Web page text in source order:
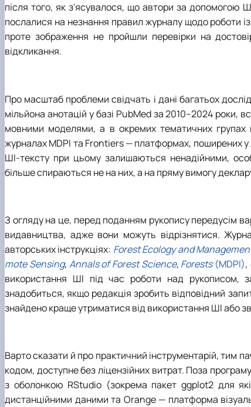
після того, як з'ясувалося, що автори за допомогою
послалися на незнання правил журналу щодо роботи
проте зображення не пройшли перевірки на
відкликання.
Про масштаб проблеми свідчать і дані багатьох
мільйона анотацій у базі PubMed за 2010–2024
мовними моделями, а в окремих тематичних групах
журналах MDPI та Frontiers—платформах, поширених у
ШІ-тексту при цьому залишаються ненадійними,
більше спираються не на них, а на пряму вимогу
З огляду на це, перед поданням рукопису передусім
видавництва, адже вони можуть відрізнятися.
авторських інструкціях: Forest Ecology and
mote Sensing, Annals of Forest Science, Forests(MDPI),
використання ШІ під час роботи над рукописом,
знадобиться, якщо редакція зробить відповідний
знайдено краще утриматися від використання ШІ або
Варто сказати й про практичний інструментарій, тим
кодом, доступне без ліцензійних витрат. Поза
з оболонкою RStudio (зокрема пакет ggplot2 для
дистанційними даними та Orange — платформа